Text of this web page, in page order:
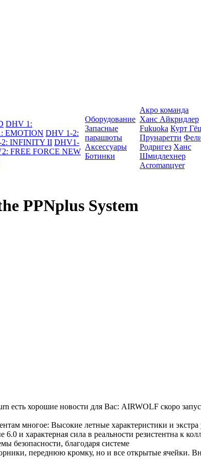
DHV 1:
EMOTION DHV 1-2:
INFINITY II DHV1-
FREE FORCE NEW
Оборудование
Запасные
парашюты
Аксессуары
Ботинки
Акро команда
Ханс Айкридлер
Fukuoka Курт
Прунаретти
Родригез Ханс
Шмидлехнер
Acromanцver
PPNplus System
хорошие новости для Вас: AIRWOLF скоро
многое: Высокие летные характеристики и
и характерная сила в реальности резистентна к
безопасности, благодаря системе
переднюю кромку, но и все открытые ячейки.